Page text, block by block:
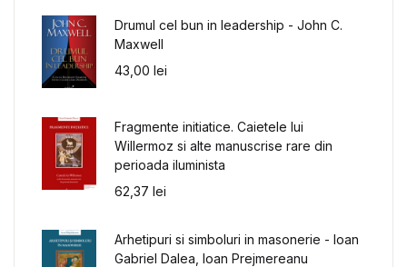
Drumul cel bun in leadership - John C.
Maxwell
43,00 lei
Fragmente initiatice. Caietele lui
Willermoz si alte manuscrise rare din
perioada iluminista
62,37 lei
Arhetipuri si simboluri in masonerie - Ioan
Gabriel Dalea, Ioan Prejmereanu